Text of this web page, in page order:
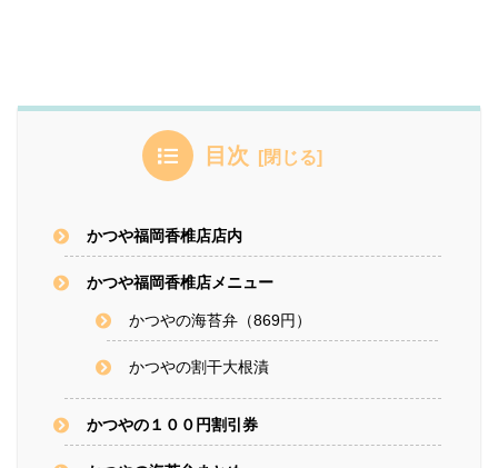
目次
かつや福岡香椎店店内
かつや福岡香椎店メニュー
かつやの海苔弁（869円）
かつやの割干大根漬
かつやの１００円割引券